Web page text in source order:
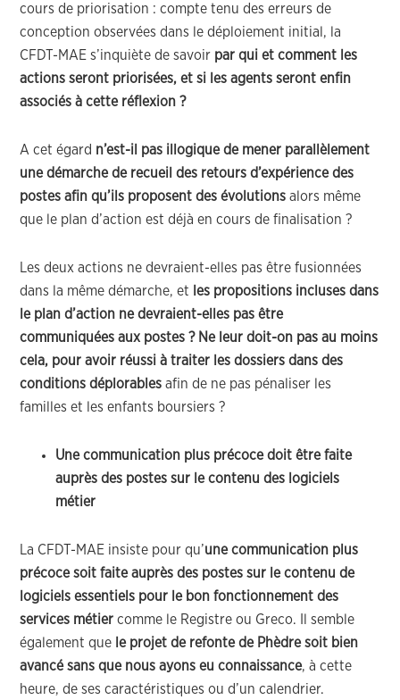
cours de priorisation : compte tenu des erreurs de
conception observées dans le déploiement initial, la
CFDT-MAE s’inquiète de savoir par qui et comment les
actions seront priorisées, et si les agents seront enfin
associés à cette réflexion ?
A cet égard n’est-il pas illogique de mener parallèlement
une démarche de recueil des retours d’expérience des
postes afin qu’ils proposent des évolutions alors même
que le plan d’action est déjà en cours de finalisation ?
Les deux actions ne devraient-elles pas être fusionnées
dans la même démarche, et les propositions incluses dans
le plan d’action ne devraient-elles pas être
communiquées aux postes ? Ne leur doit-on pas au moins
cela, pour avoir réussi à traiter les dossiers dans des
conditions déplorables afin de ne pas pénaliser les
familles et les enfants boursiers ?
Une communication plus précoce doit être faite
auprès des postes sur le contenu des logiciels
métier
La CFDT-MAE insiste pour qu’une communication plus
précoce soit faite auprès des postes sur le contenu de
logiciels essentiels pour le bon fonctionnement des
services métier comme le Registre ou Greco. Il semble
également que le projet de refonte de Phèdre soit bien
avancé sans que nous ayons eu connaissance, à cette
heure, de ses caractéristiques ou d’un calendrier.